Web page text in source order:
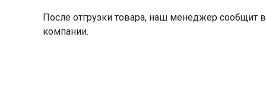
После отгрузки товара, наш менеджер сообщит
компании.